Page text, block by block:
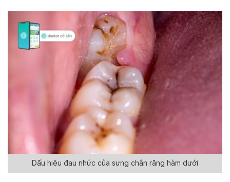
Dấu hiệu đau nhức của sưng chân răng hàm dưới